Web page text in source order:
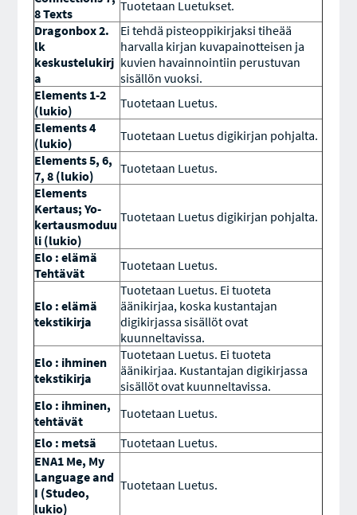
8 Texts
Tuotetaan Luetukset.
Dragonbox 2.
lk
keskustelukirj
a
Ei tehdä pisteoppikirjaksi tiheää
harvalla kirjan kuvapainotteisen ja
kuvien havainnointiin perustuvan
sisällön vuoksi.
Elements 1-2
(lukio)
Tuotetaan Luetus.
Elements 4
(lukio)
Tuotetaan Luetus digikirjan pohjalta.
Elements 5, 6,
7, 8 (lukio)
Tuotetaan Luetus.
Elements
Kertaus; Yo-
kertausmoduu
li (lukio)
Tuotetaan Luetus digikirjan pohjalta.
Elo : elämä
Tehtävät
Tuotetaan Luetus.
Elo : elämä
tekstikirja
Tuotetaan Luetus. Ei tuoteta
äänikirjaa, koska kustantajan
digikirjassa sisällöt ovat
kuunneltavissa.
Elo : ihminen
tekstikirja
Tuotetaan Luetus. Ei tuoteta
äänikirjaa. Kustantajan digikirjassa
sisällöt ovat kuunneltavissa.
Elo : ihminen,
tehtävät
Tuotetaan Luetus.
Elo : metsä
Tuotetaan Luetus.
ENA1 Me, My
Language and
I (Studeo,
lukio)
Tuotetaan Luetus.